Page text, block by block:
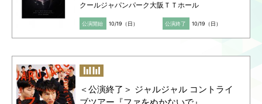
クールジャパンパーク大阪ＴＴホール
公演開始 10/19（日） 公演終了 10/19（日）
＜公演終了＞ ジャルジャル コントライ